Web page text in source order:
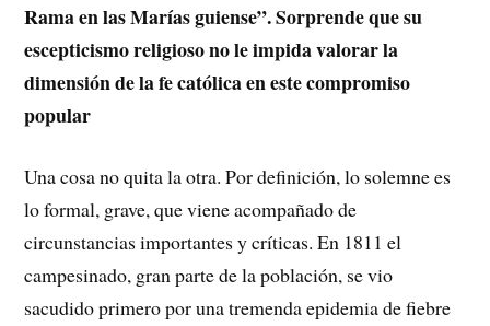
Rama en las Marías guiense”. Sorprende que su
escepticismo religioso no le impida valorar la
dimensión de la fe católica en este compromiso
popular
Una cosa no quita la otra. Por definición, lo solemne es
lo formal, grave, que viene acompañado de
circunstancias importantes y críticas. En 1811 el
campesinado, gran parte de la población, se vio
sacudido primero por una tremenda epidemia de fiebre